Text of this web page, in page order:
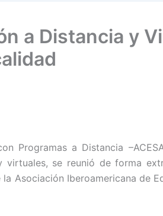
a Distancia y
Programas a Distancia
se reunió de forma
Asociación Iberoamericana de